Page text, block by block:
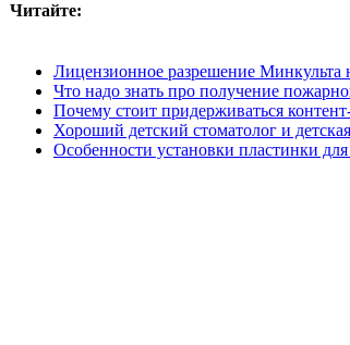
Читайте:
Лицензионное разрешение Минкульта
Что надо знать про получение
Почему стоит придерживаться
Хороший детский стоматолог и
Особенности установки пластинки для